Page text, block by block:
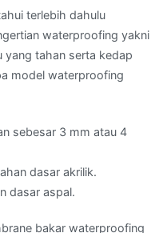
terlebih dahulu
waterproofing yakni
yang tahan serta kedap
model waterproofing
sebesar 3 mm atau 4
dasar akrilik.
dasar aspal.
bakar waterproofing